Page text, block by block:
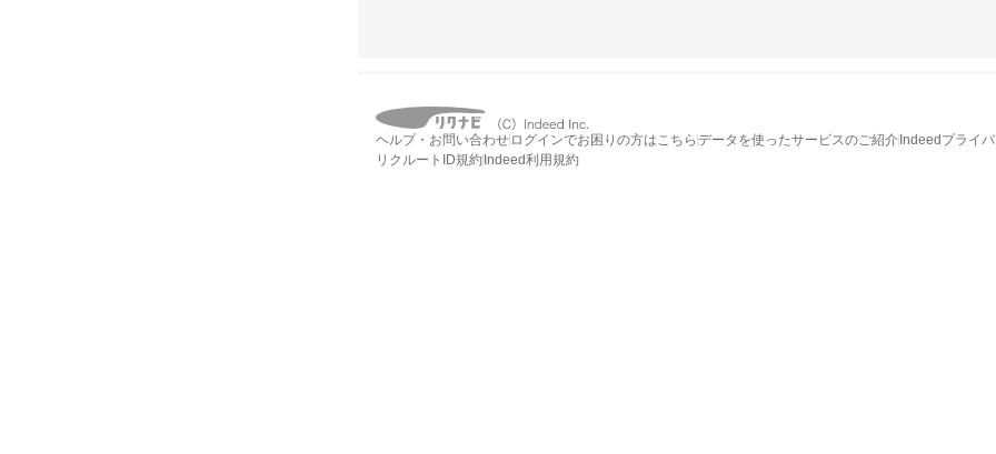
ヘルプ・お問い合わせ ログインでお困りの方はこちら データを使ったサービスのご紹介 Indeedプライ
リクルートID規約 Indeed利用規約